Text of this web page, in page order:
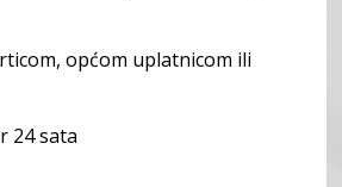
općom uplatnicom ili
24 sata